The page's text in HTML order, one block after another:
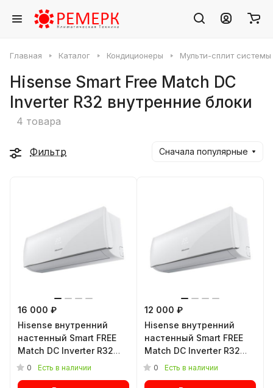
Главная Каталог Кондиционеры Мульти-сплит системы
Hisense Smart Free Match DC
Inverter R32 внутренние блоки
4 товара
Фильтр Сначала популярные
16 000 ₽
Hisense внутренний
настенный Smart FREE
Match DC Inverter R32
AMS-18UW4RXADB03
0 Есть в наличии
12 000 ₽
Hisense внутренний
настенный Smart FREE
Match DC Inverter R32
AMS-12UW4RVEDB00
0 Есть в наличии